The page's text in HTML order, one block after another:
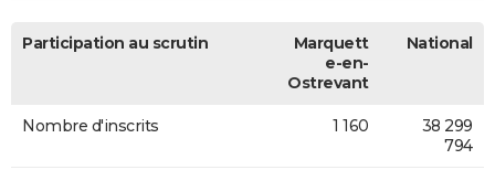
Participation au scrutin
Marquett
e-en-
Ostrevant
National
Nombre d'inscrits 1 160
38 299
794